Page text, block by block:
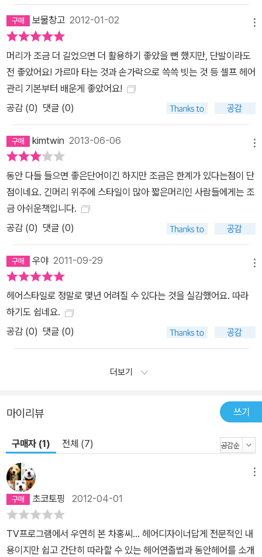
보물창고 2012-01-02
머리가 조금 더 길었으면 더 활용하기 좋았을 뻔 했지만, 단발이라도
전 좋았어요! 가르마 타는 것과 손가락으로 쓱쓱 빗는 것 등 셀프 헤어
관리 기본부터 배운게 좋았어요!
공감 (0) 댓글 (0)
kimtwin 2013-06-06
동안 다들 들으면 좋은단어이긴 하지만 조금은 한계가 있다는점이 단
점이네요. 긴머리 위주에 스타일이 많아 짧은머리인 사람들에게는 조
금 아쉬운책입니다.
공감 (0) 댓글 (0)
우야2011-09-29
헤어스타일로 정말로 몇년 어려질 수 있다는 것을 실감했어요. 따라
하기도 쉽네요.
공감 (0) 댓글 (0)
더보기
마이리뷰 쓰기
구매자 (1) 전체 (7)
초코토핑 2012-04-01
TV프로그램에서 우연히 본 차홍씨... 헤어디자이너답게 전문적인 내
용이지만 쉽고 간단히 따라할 수 있는 헤어연출법과 동안헤어를 소개